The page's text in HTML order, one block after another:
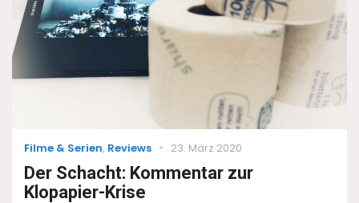
Categories
Filme & Serien, Reviews
Posted
23. März 2020
Der Schacht: Kommentar zur
Klopapier-Krise